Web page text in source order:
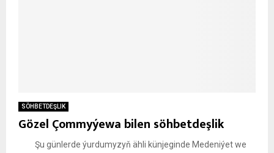
SÖHBETDEŞLIK
Gözel Çommyýewa bilen söhbetdeşlik
Şu günlerde ýurdumyzyň ähli künjeginde Medeniýet we